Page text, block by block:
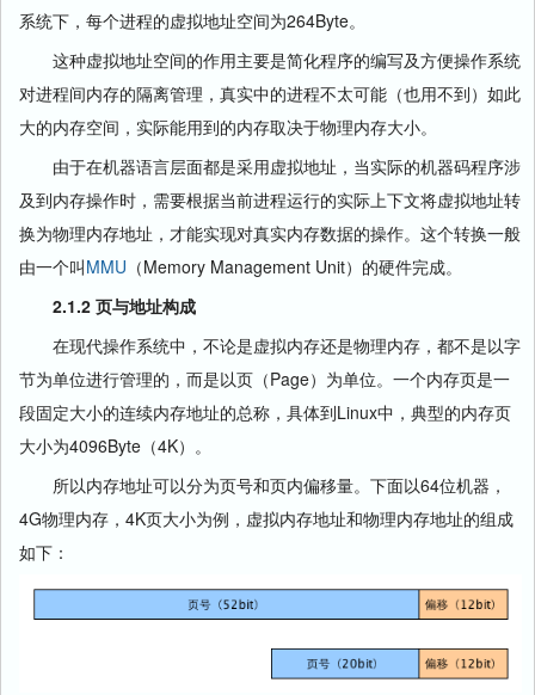
系统下，每个进程的虚拟地址空间为264Byte。
这种虚拟地址空间的作用主要是简化程序的编写及方便操作系统
对进程间内存的隔离管理，真实中的进程不太可能（也用不到）如此
大的内存空间，实际能用到的内存取决于物理内存大小。
由于在机器语言层面都是采用虚拟地址，当实际的机器码程序涉
及到内存操作时，需要根据当前进程运行的实际上下文将虚拟地址转
换为物理内存地址，才能实现对真实内存数据的操作。这个转换一般
由一个叫MMU （Memory Management Unit）的硬件完成。
2.1.2 页与地址构成
在现代操作系统中，不论是虚拟内存还是物理内存，都不是以字
节为单位进行管理的，而是以页（Page）为单位。一个内存页是一
段固定大小的连续内存地址的总称，具体到Linux中，典型的内存页
大小为4096Byte（4K）。
所以内存地址可以分为页号和页内偏移量。下面以64位机器，
4G物理内存，4K页大小为例，虚拟内存地址和物理内存地址的组成
如下：